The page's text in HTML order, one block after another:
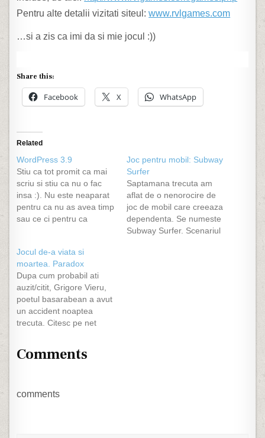
Pentru alte detalii vizitati siteul:www.rvlgames.com
…si a zis ca imi da si mie jocul :))
Share this:
Facebook X WhatsApp
Related
WordPress 3.9
Stiu ca tot promit ca mai
scriu si stiu ca nu o fac
insa :). Nu este neaparat
pentru ca nu as avea timp
sau ce ci pentru ca
am gandit chiar sa il
inchid la un moment dat
dar…
Joc pentru mobil: Subway
Surfer
Saptamana trecuta am
aflat de o nenorocire de
joc de mobil care creeaza
dependenta. Se numeste
Subway Surfer. Scenariul
Jocul de-a viata si
moartea. Paradox
Dupa cum probabil ati
auzit/citit, Grigore Vieru,
poetul basarabean a avut
un accident noaptea
trecuta. Citesc pe net
este tinut in viata de
intreb de ce? Colegii de…
Comments
comments